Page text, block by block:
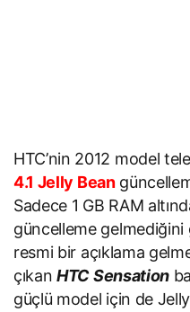
HTC’nin 2012 model
4.1 Jelly Bean
Sadece 1 GB RAM
güncelleme
resmi bir açıklama
çıkanHTC Sensation
güçlü model için de